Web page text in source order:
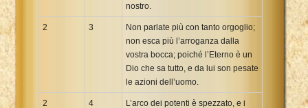
nostro.
2 3
Non parlate più con tanto orgoglio;
non esca più l’arroganza dalla
vostra bocca; poiché l’Eterno è un
Dio che sa tutto, e da lui son pesate
le azioni dell’uomo.
2 4
L’arco dei potenti è spezzato, e i